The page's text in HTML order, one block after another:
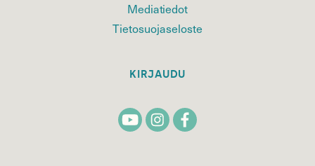
Mediatiedot
Tietosuojaseloste
KIRJAUDU